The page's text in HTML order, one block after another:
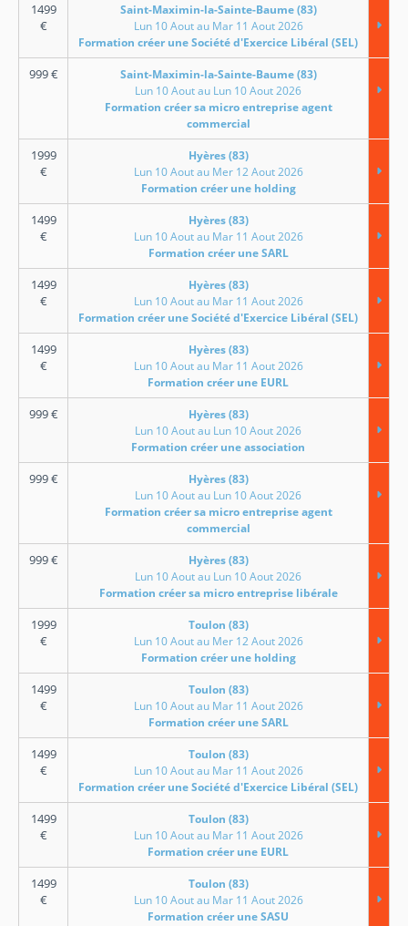
1499
€
Saint-Maximin-la-Sainte-Baume (83)
Lun 10 Aout au Mar 11 Aout 2026
Formation créer une Société d'Exercice Libéral (SEL)
999€
Saint-Maximin-la-Sainte-Baume (83)
Lun 10 Aout au Lun 10 Aout 2026
Formation créer sa micro entreprise agent
commercial
1999
€
Hyères (83)
Lun 10 Aout au Mer 12 Aout 2026
Formation créer une holding
1499
€
Hyères (83)
Lun 10 Aout au Mar 11 Aout 2026
Formation créer une SARL
1499
€
Hyères (83)
Lun 10 Aout au Mar 11 Aout 2026
Formation créer une Société d'Exercice Libéral (SEL)
1499
€
Hyères (83)
Lun 10 Aout au Mar 11 Aout 2026
Formation créer une EURL
999€
Hyères (83)
Lun 10 Aout au Lun 10 Aout 2026
Formation créer une association
999€
Hyères (83)
Lun 10 Aout au Lun 10 Aout 2026
Formation créer sa micro entreprise agent
commercial
999€
Hyères (83)
Lun 10 Aout au Lun 10 Aout 2026
Formation créer sa micro entreprise libérale
1999
€
Toulon (83)
Lun 10 Aout au Mer 12 Aout 2026
Formation créer une holding
1499
€
Toulon (83)
Lun 10 Aout au Mar 11 Aout 2026
Formation créer une SARL
1499
€
Toulon (83)
Lun 10 Aout au Mar 11 Aout 2026
Formation créer une Société d'Exercice Libéral (SEL)
1499
€
Toulon (83)
Lun 10 Aout au Mar 11 Aout 2026
Formation créer une EURL
1499
€
Toulon (83)
Lun 10 Aout au Mar 11 Aout 2026
Formation créer une SASU